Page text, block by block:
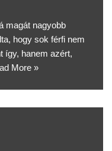
magát nagyobb
hogy sok férfi nem
így, hanem azért,
More »